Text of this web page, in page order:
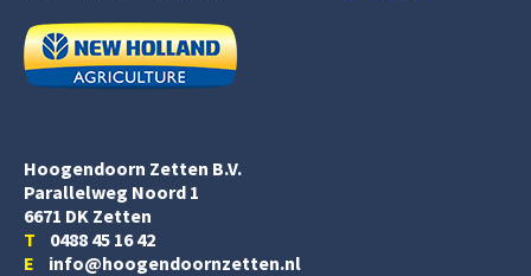
Hoogendoorn Zetten B.V.
Parallelweg Noord 1
6671 DK Zetten
T 0488 45 16 42
E info@hoogendoornzetten.nl